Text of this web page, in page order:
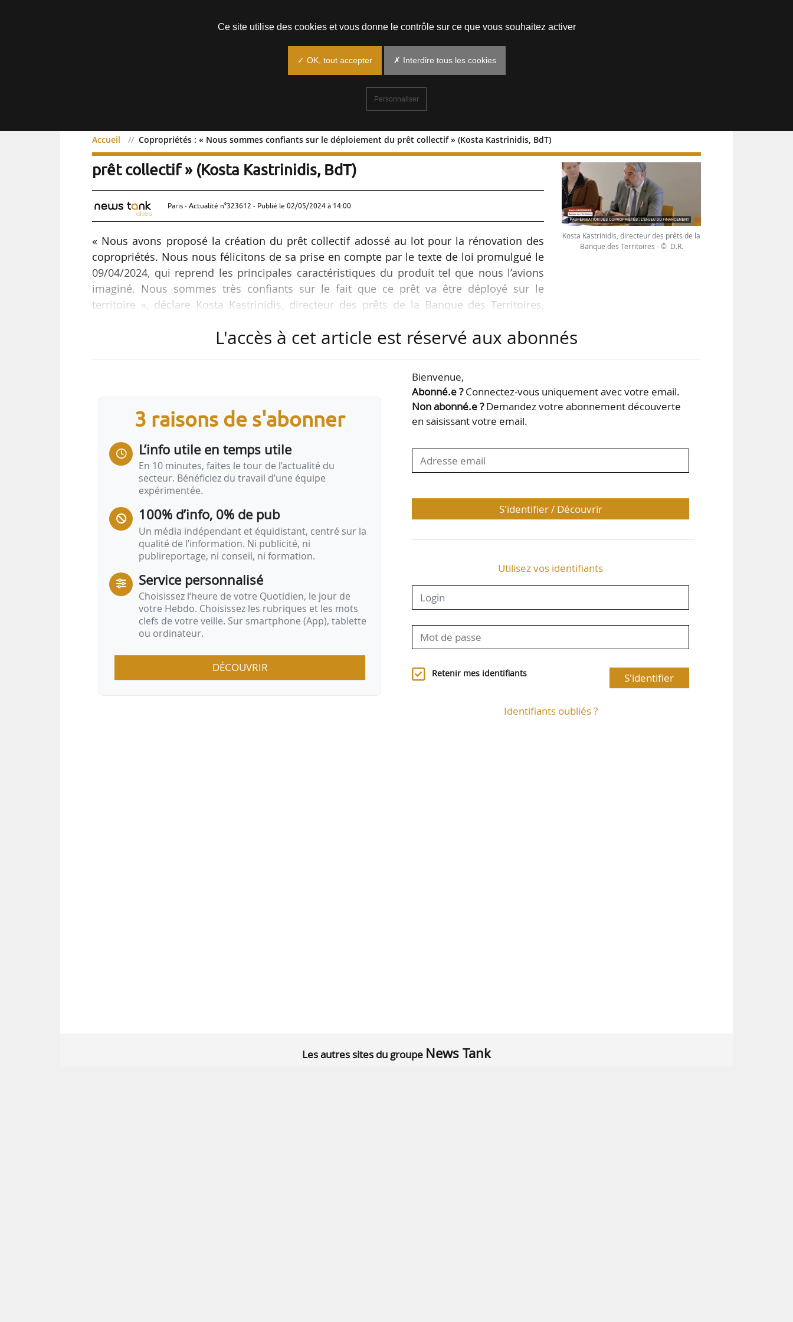
Accueil Copropriétés : « Nous sommes confiants sur le déploiement du prêt collectif » (Kosta Kastrinidis, BdT)
Copropriétés : « Nous sommes confiants sur le déploiement du
prêt collectif » (Kosta Kastrinidis, BdT)
Paris - Actualité n°323612 - Publié le 02/05/2024 à 14:00
« Nous avons proposé la création du prêt collectif adossé au lot pour la rénovation des
copropriétés. Nous nous félicitons de sa prise en compte par le texte de loi promulgué le
09/04/2024, qui reprend les principales caractéristiques du produit tel que nous l’avions
imaginé. Nous sommes très confiants sur le fait que ce prêt va être déployé sur le
territoire », déclare Kosta Kastrinidis, directeur des prêts de la Banque des Territoires,
voisins à la France, qui pourraient être intéressés par une insertion au sein du marché
Kosta Kastrinidis, directeur des prêts de la
Banque des Territoires - © D.R.
L'accès à cet article est réservé aux abonnés
3 raisons de s'abonner
L’info utile en temps utile
En 10 minutes, faites le tour de l’actualité du
secteur. Bénéficiez du travail d’une équipe
expérimentée.
100% d’info, 0% de pub
Un média indépendant et équidistant, centré sur la
qualité de l’information. Ni publicité, ni
publireportage, ni conseil, ni formation.
Service personnalisé
Choisissez l‘heure de votre Quotidien, le jour de
votre Hebdo. Choisissez les rubriques et les mots
clefs de votre veille. Sur smartphone (App), tablette
ou ordinateur.
DÉCOUVRIR
Bienvenue,
Abonné.e ?Connectez-vous uniquement avec votre email.
Non abonné.e ?Demandez votre abonnement découverte
en saisissant votre email.
S'identifier / Découvrir
Utilisez vos identifiants
Retenir mes identifiants S'identifier
Identifiants oubliés ?
Les autres sites du groupe News Tank
Ce site utilise des cookies et vous donne le contrôle sur ce que vous souhaitez activer
✓ OK, tout accepter ✗ Interdire tous les cookies
Personnaliser